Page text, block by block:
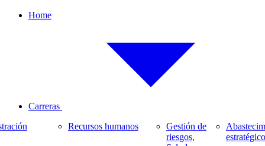
Home
Carreras
Recursos humanos
Gestión de
riesgos,
estratégico